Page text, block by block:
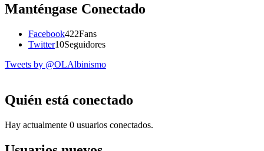
Manténgase Conectado
Facebook422Fans
Twitter10Seguidores
Tweets by @OLAlbinismo
Quién está conectado
Hay actualmente 0 usuarios conectados.